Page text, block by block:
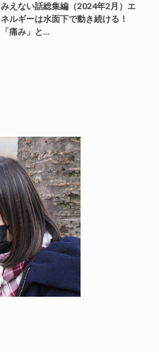
みえない話総集編（2024年2月）エ
ネルギーは水面下で動き続ける！
「痛み」と…